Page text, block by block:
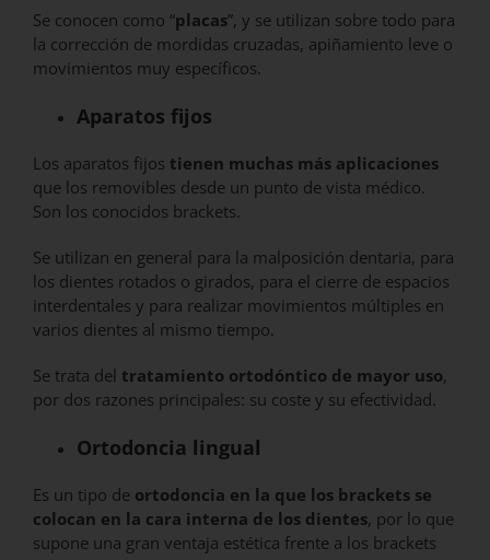
Se conocen como “placas”, y se utilizan sobre todo para
la corrección de mordidas cruzadas, apiñamiento leve o
movimientos muy específicos.
Aparatos fijos
Los aparatos fijos tienen muchas más aplicaciones
que los removibles desde un punto de vista médico.
Son los conocidos brackets.
Se utilizan en general para la malposición dentaria, para
los dientes rotados o girados, para el cierre de espacios
interdentales y para realizar movimientos múltiples en
varios dientes al mismo tiempo.
Se trata del tratamiento ortodóntico de mayor uso,
por dos razones principales: su coste y su efectividad.
Ortodoncia lingual
Es un tipo de ortodoncia en la que los brackets se
colocan en la cara interna de los dientes, por lo que
supone una gran ventaja estética frente a los brackets